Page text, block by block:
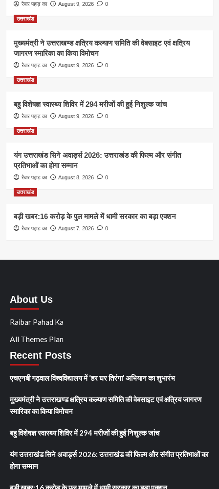
रैबार पहाड़ का August 9, 2026 0
उत्तराखंड
मुख्यमंत्री ने उत्तराखण्ड क्षत्रिय कल्याण समिति की वेबसाइट एवं क्षत्रिय
जागरण स्मारिका का किया विमोचन
रैबार पहाड़ का August 9, 2026 0
उत्तराखंड
बहु विशेषज्ञ स्वास्थ्य शिविर में 294 मरीजों की हुई निशुल्क जांच
रैबार पहाड़ का August 9, 2026 0
उत्तराखंड
यंग उत्तराखंड सिने अवार्ड्स 2026: उत्तराखंड की फिल्म और संगीत
प्रतिभाओं का होगा सम्मान
रैबार पहाड़ का August 8, 2026 0
उत्तराखंड
बड़ी खबर:16 करोड़ के पुल मामले में धामी सरकार का बड़ा एक्शन
रैबार पहाड़ का August 7, 2026 0
About Us
Raibar Pahad Ka
All Themes Plan
Recent Posts
एचएनबी गढ़वाल विश्वविद्यालय में ‘हर घर तिरंगा’ अभियान का शुभारंभ
मुख्यमंत्री ने उत्तराखण्ड क्षत्रिय कल्याण समिति की वेबसाइट एवं क्षत्रिय जागरण
स्मारिका का किया विमोचन
बहु विशेषज्ञ स्वास्थ्य शिविर में 294 मरीजों की हुई निशुल्क जांच
यंग उत्तराखंड सिने अवार्ड्स 2026: उत्तराखंड की फिल्म और संगीत प्रतिभाओं का
होगा सम्मान